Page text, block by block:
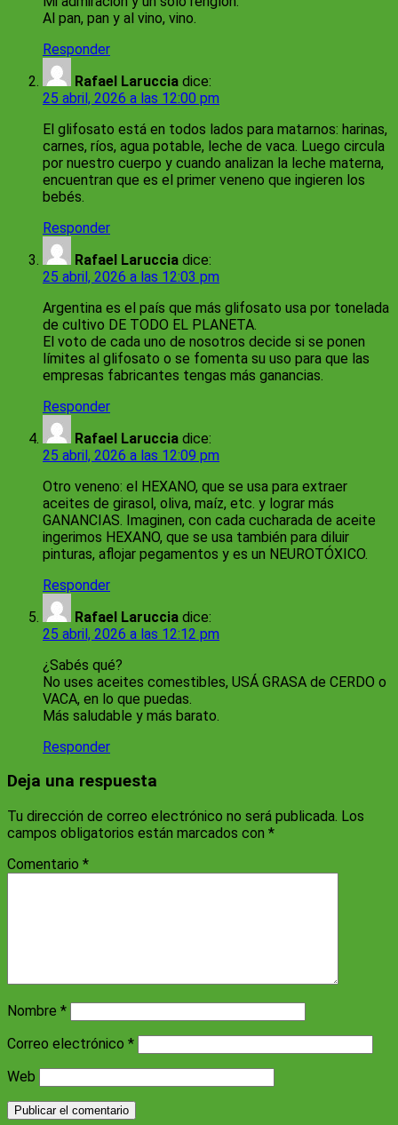
Al pan, pan y al vino, vino.
Responder
Rafael Laruccia dice:
25 abril, 2026 a las 12:00 pm
El glifosato está en todos lados para matarnos: harinas,
carnes, ríos, agua potable, leche de vaca. Luego circula
por nuestro cuerpo y cuando analizan la leche materna,
encuentran que es el primer veneno que ingieren los
bebés.
Responder
Rafael Laruccia dice:
25 abril, 2026 a las 12:03 pm
Argentina es el país que más glifosato usa por tonelada
de cultivo DE TODO EL PLANETA.
El voto de cada uno de nosotros decide si se ponen
límites al glifosato o se fomenta su uso para que las
empresas fabricantes tengas más ganancias.
Responder
Rafael Laruccia dice:
25 abril, 2026 a las 12:09 pm
Otro veneno: el HEXANO, que se usa para extraer
aceites de girasol, oliva, maíz, etc. y lograr más
GANANCIAS. Imaginen, con cada cucharada de aceite
ingerimos HEXANO, que se usa también para diluir
pinturas, aflojar pegamentos y es un NEUROTÓXICO.
Responder
Rafael Laruccia dice:
25 abril, 2026 a las 12:12 pm
¿Sabés qué?
No uses aceites comestibles, USÁ GRASA de CERDO o
VACA, en lo que puedas.
Más saludable y más barato.
Responder
Deja una respuesta
Tu dirección de correo electrónico no será publicada. Los
campos obligatorios están marcados con *
Comentario *
Nombre *
Correo electrónico *
Web